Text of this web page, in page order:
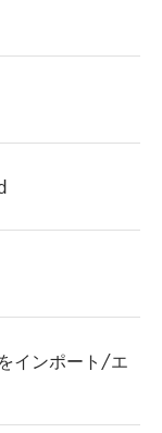
インポート/エ